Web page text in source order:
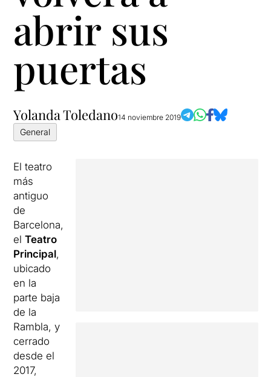
abrir sus
puertas
Yolanda Toledano14 noviembre 2019
General
El teatro
más
antiguo
de
Barcelona,
​​elTeatro
Principal,
ubicado
en la
parte baja
de la
Rambla, y
cerrado
desde el
2017,